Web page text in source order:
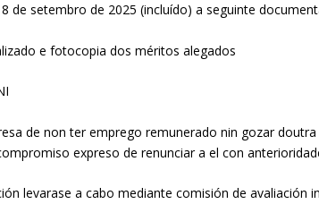
de setembro de 2025 (incluído) a seguinte
e fotocopia dos méritos alegados
de non ter emprego remunerado nin gozar
expreso de renunciar a el con
levarase a cabo mediante comisión de avaliación